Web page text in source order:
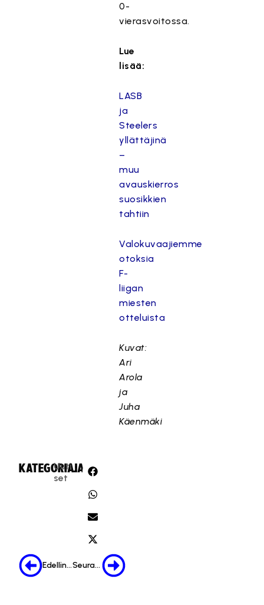
0-
vierasvoitossa.
Lue
lisää:
LASB
ja
Steelers
yllättäjinä
–
muu
avauskierros
suosikkien
tahtiin
Valokuvaajiemme
otoksia
F-
liigan
miesten
otteluista
Kuvat:
Ari
Arola
ja
Juha
Käenmäki
KATEGORIA:
Uuti
set
JAA:
Edellinen Seuraava